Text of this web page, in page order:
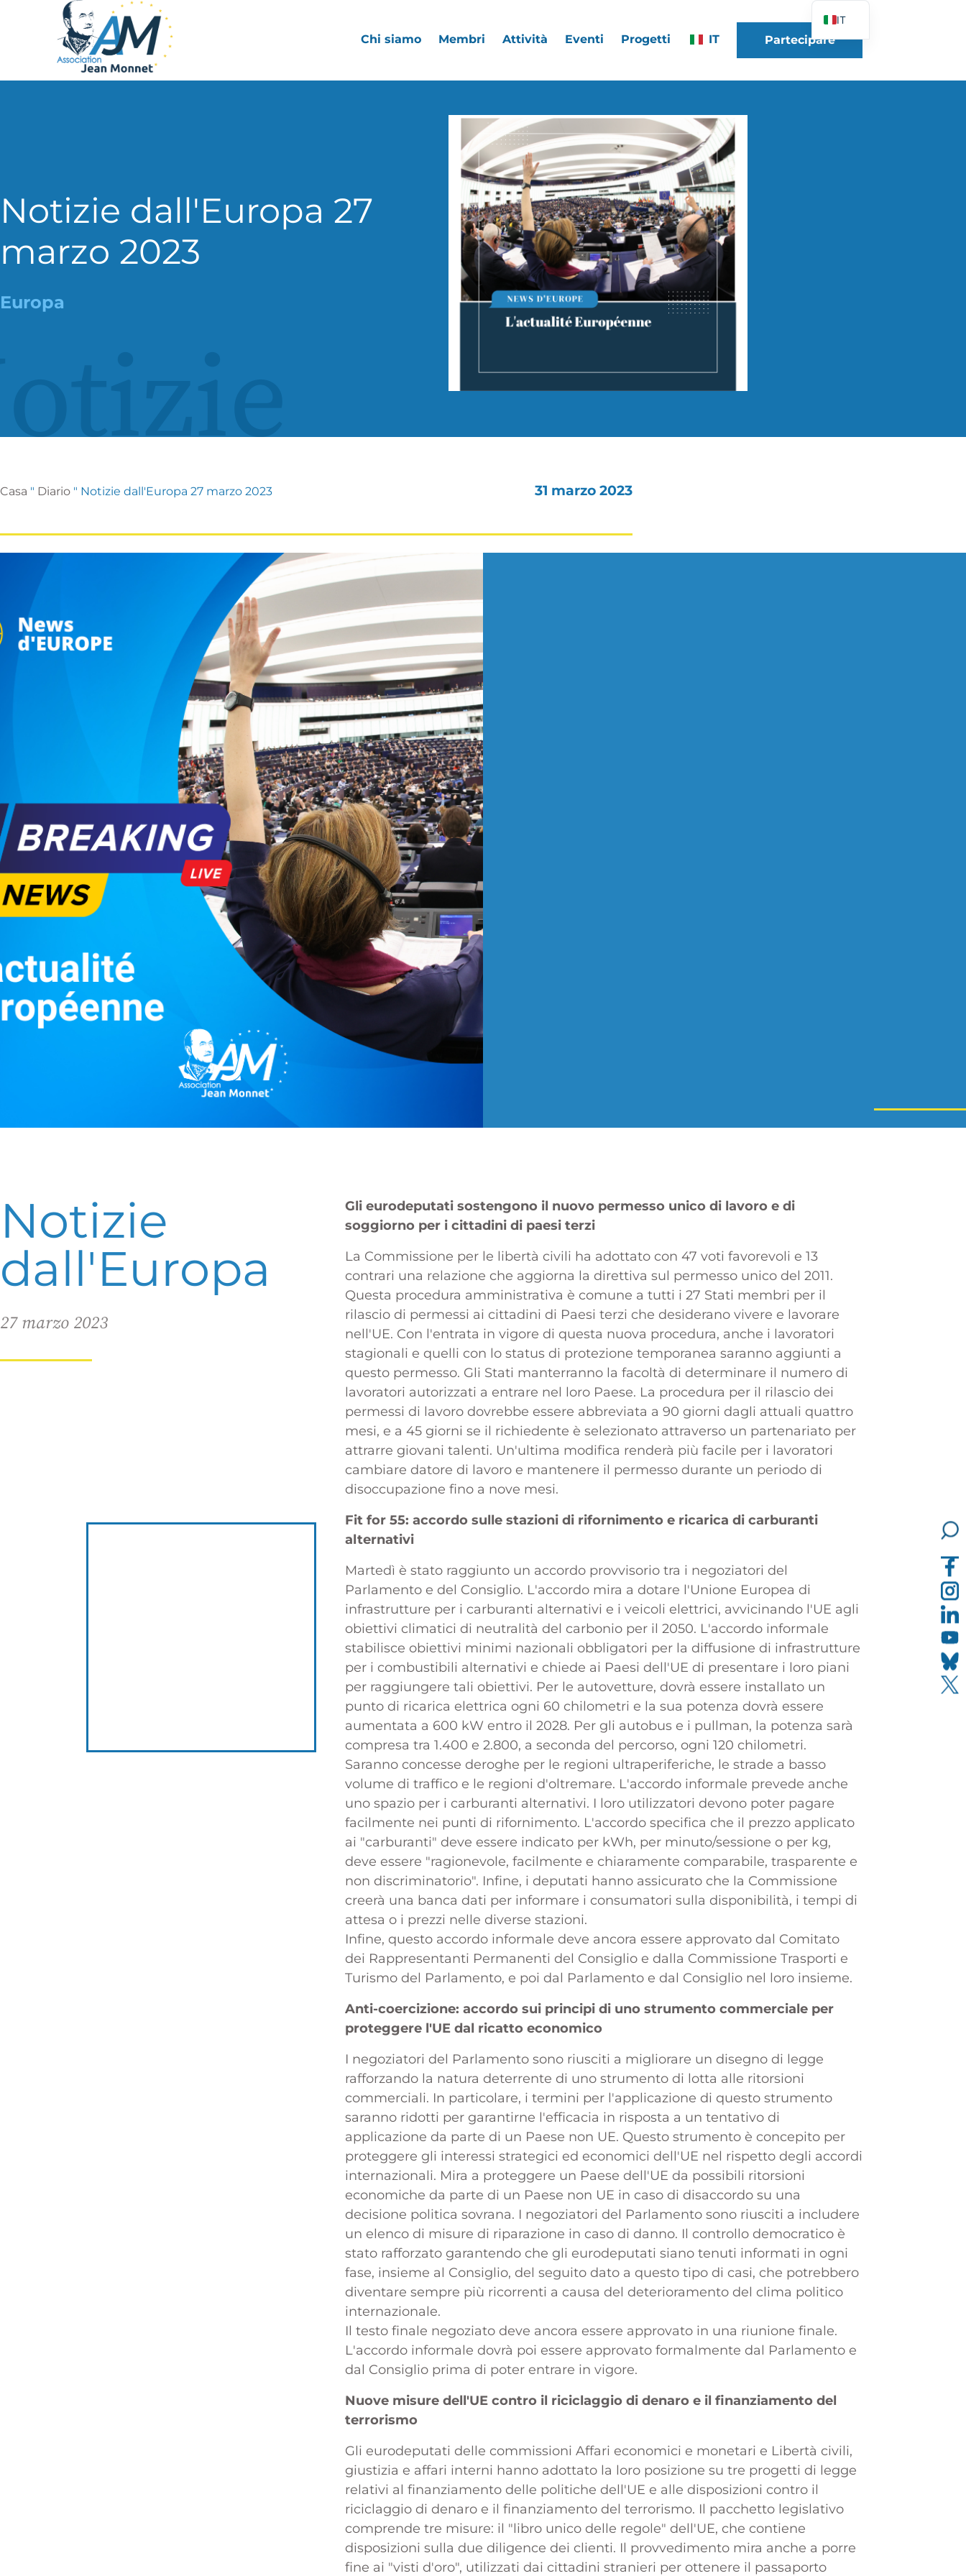
Chi siamo Membri Attività Eventi Progetti IT Partecipare
Notizie dall'Europa 27
marzo 2023
Europa
Casa " Diario " Notizie dall'Europa 27 marzo 2023 31 marzo 2023
di Zacharie Schaerlinger
Notizie europee
Notizie
dall'Europa
27 marzo 2023
Gli eurodeputati sostengono il nuovo permesso unico di lavoro e di
soggiorno per i cittadini di paesi terzi
La Commissione per le libertà civili ha adottato con 47 voti favorevoli e 13
contrari una relazione che aggiorna la direttiva sul permesso unico del 2011.
Questa procedura amministrativa è comune a tutti i 27 Stati membri per il
rilascio di permessi ai cittadini di Paesi terzi che desiderano vivere e lavorare
nell'UE. Con l'entrata in vigore di questa nuova procedura, anche i lavoratori
stagionali e quelli con lo status di protezione temporanea saranno aggiunti a
questo permesso. Gli Stati manterranno la facoltà di determinare il numero di
lavoratori autorizzati a entrare nel loro Paese. La procedura per il rilascio dei
permessi di lavoro dovrebbe essere abbreviata a 90 giorni dagli attuali quattro
mesi, e a 45 giorni se il richiedente è selezionato attraverso un partenariato per
attrarre giovani talenti. Un'ultima modifica renderà più facile per i lavoratori
cambiare datore di lavoro e mantenere il permesso durante un periodo di
disoccupazione fino a nove mesi.
Fit for 55: accordo sulle stazioni di rifornimento e ricarica di carburanti
alternativi
Martedì è stato raggiunto un accordo provvisorio tra i negoziatori del
Parlamento e del Consiglio. L'accordo mira a dotare l'Unione Europea di
infrastrutture per i carburanti alternativi e i veicoli elettrici, avvicinando l'UE agli
obiettivi climatici di neutralità del carbonio per il 2050. L'accordo informale
stabilisce obiettivi minimi nazionali obbligatori per la diffusione di infrastrutture
per i combustibili alternativi e chiede ai Paesi dell'UE di presentare i loro piani
per raggiungere tali obiettivi. Per le autovetture, dovrà essere installato un
punto di ricarica elettrica ogni 60 chilometri e la sua potenza dovrà essere
aumentata a 600 kW entro il 2028. Per gli autobus e i pullman, la potenza sarà
compresa tra 1.400 e 2.800, a seconda del percorso, ogni 120 chilometri.
Saranno concesse deroghe per le regioni ultraperiferiche, le strade a basso
volume di traffico e le regioni d'oltremare. L'accordo informale prevede anche
uno spazio per i carburanti alternativi. I loro utilizzatori devono poter pagare
facilmente nei punti di rifornimento. L'accordo specifica che il prezzo applicato
ai "carburanti" deve essere indicato per kWh, per minuto/sessione o per kg,
deve essere "ragionevole, facilmente e chiaramente comparabile, trasparente e
non discriminatorio". Infine, i deputati hanno assicurato che la Commissione
creerà una banca dati per informare i consumatori sulla disponibilità, i tempi di
attesa o i prezzi nelle diverse stazioni.
Infine, questo accordo informale deve ancora essere approvato dal Comitato
dei Rappresentanti Permanenti del Consiglio e dalla Commissione Trasporti e
Turismo del Parlamento, e poi dal Parlamento e dal Consiglio nel loro insieme.
Anti-coercizione: accordo sui principi di uno strumento commerciale per
proteggere l'UE dal ricatto economico
I negoziatori del Parlamento sono riusciti a migliorare un disegno di legge
rafforzando la natura deterrente di uno strumento di lotta alle ritorsioni
commerciali. In particolare, i termini per l'applicazione di questo strumento
saranno ridotti per garantirne l'efficacia in risposta a un tentativo di
applicazione da parte di un Paese non UE. Questo strumento è concepito per
proteggere gli interessi strategici ed economici dell'UE nel rispetto degli accordi
internazionali. Mira a proteggere un Paese dell'UE da possibili ritorsioni
economiche da parte di un Paese non UE in caso di disaccordo su una
decisione politica sovrana. I negoziatori del Parlamento sono riusciti a includere
un elenco di misure di riparazione in caso di danno. Il controllo democratico è
stato rafforzato garantendo che gli eurodeputati siano tenuti informati in ogni
fase, insieme al Consiglio, del seguito dato a questo tipo di casi, che potrebbero
diventare sempre più ricorrenti a causa del deterioramento del clima politico
internazionale.
Il testo finale negoziato deve ancora essere approvato in una riunione finale.
L'accordo informale dovrà poi essere approvato formalmente dal Parlamento e
dal Consiglio prima di poter entrare in vigore.
Nuove misure dell'UE contro il riciclaggio di denaro e il finanziamento del
terrorismo
Gli eurodeputati delle commissioni Affari economici e monetari e Libertà civili,
giustizia e affari interni hanno adottato la loro posizione su tre progetti di legge
relativi al finanziamento delle politiche dell'UE e alle disposizioni contro il
riciclaggio di denaro e il finanziamento del terrorismo. Il pacchetto legislativo
comprende tre misure: il "libro unico delle regole" dell'UE, che contiene
disposizioni sulla due diligence dei clienti. Il provvedimento mira anche a porre
fine ai "visti d'oro", utilizzati dai cittadini stranieri per ottenere il passaporto
IT
FR